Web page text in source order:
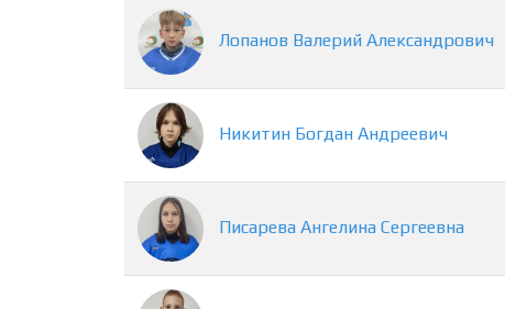
Лопанов Валерий Александрович
Никитин Богдан Андреевич
Писарева Ангелина Сергеевна